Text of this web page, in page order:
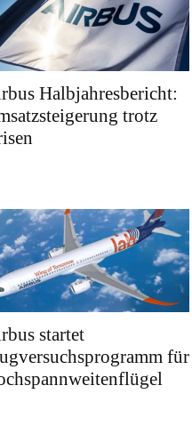
Halbjahresbericht:
trotz
startet
für